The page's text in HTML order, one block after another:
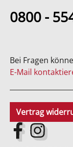
0800 -
Bei Fragen
E-Mail
Vertrag